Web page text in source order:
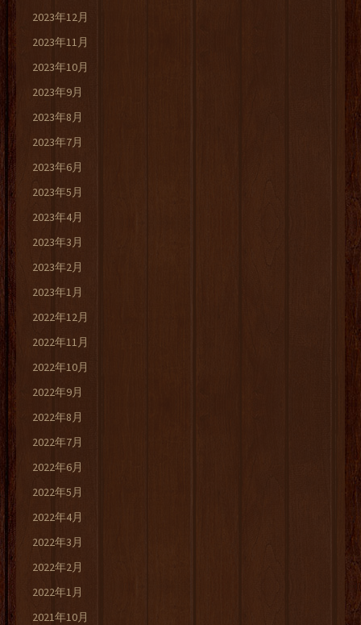
2023年12月
2023年11月
2023年10月
2023年9月
2023年8月
2023年7月
2023年6月
2023年5月
2023年4月
2023年3月
2023年2月
2023年1月
2022年12月
2022年11月
2022年10月
2022年9月
2022年8月
2022年7月
2022年6月
2022年5月
2022年4月
2022年3月
2022年2月
2022年1月
2021年10月